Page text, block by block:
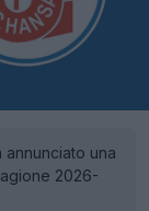
annunciato una
2026-